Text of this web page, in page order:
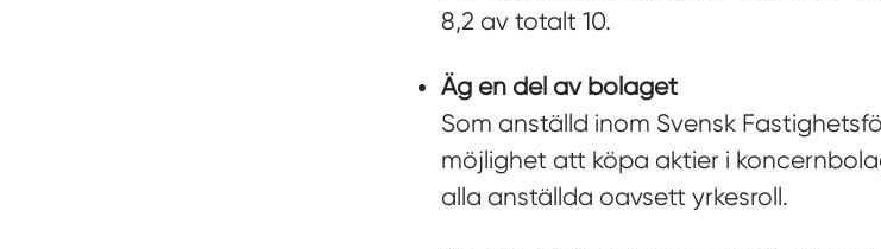
8,2 av totalt 10.
Äg en del av bolaget
Som anställd inom Svensk
möjlighet att köpa aktier i
alla anställda oavsett yrkesroll.